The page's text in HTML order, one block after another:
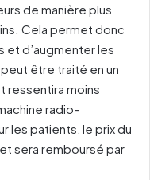
de manière plus
Cela permet donc
et d’augmenter les
être traité en un
ressentira moins
radio-
les patients, le prix du
sera remboursé par